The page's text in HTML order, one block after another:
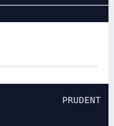
PRUDENT